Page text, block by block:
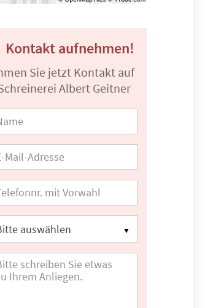
Kontakt aufnehmen!
Sie jetzt Kontakt auf
Albert Geitner